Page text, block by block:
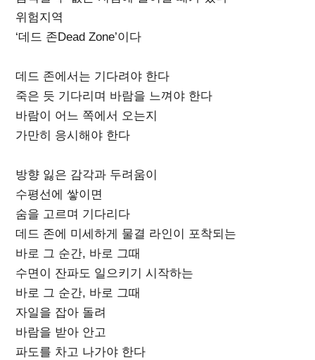
위험지역
‘데드 존Dead Zone’이다
데드 존에서는 기다려야 한다
죽은 듯 기다리며 바람을 느껴야 한다
바람이 어느 쪽에서 오는지
가만히 응시해야 한다
방향 잃은 감각과 두려움이
수평선에 쌓이면
숨을 고르며 기다리다
데드 존에 미세하게 물결 라인이 포착되는
바로 그 순간, 바로 그때
수면이 잔파도 일으키기 시작하는
바로 그 순간, 바로 그때
자일을 잡아 돌려
바람을 받아 안고
파도를 차고 나가야 한다